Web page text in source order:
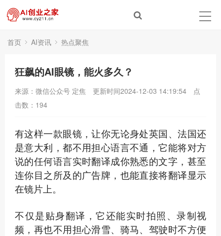
首页 AI资讯 热点聚焦
狂飙的AI眼镜，能火多久？
来源：微信公众号 定焦 更新时间2024-12-03 14:19:54
点
击数： 194
有这样一款眼镜，让你无论身处英国、法国还
是意大利，都不用担心语言不通，它能将对方
说的任何语言实时翻译成你熟悉的文字，甚至
连你目之所及的广告牌，也能直接将翻译显示
在镜片上。
不仅是贴身翻译，它还能实时拍照、录制视
频，再也不用担心滑雪、骑马、驾驶时不方便